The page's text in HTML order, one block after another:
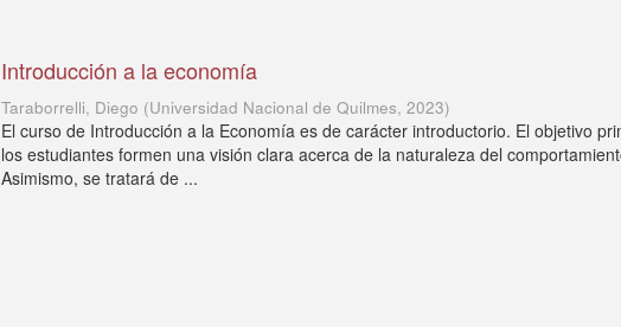
Introducción a la economía
Taraborrelli, Diego (Universidad Nacional de Quilmes,2023)
El curso de Introducción a la Economía es de carácter introductorio. El objetivo
los estudiantes formen una visión clara acerca de la naturaleza del
Asimismo, se tratará de ...